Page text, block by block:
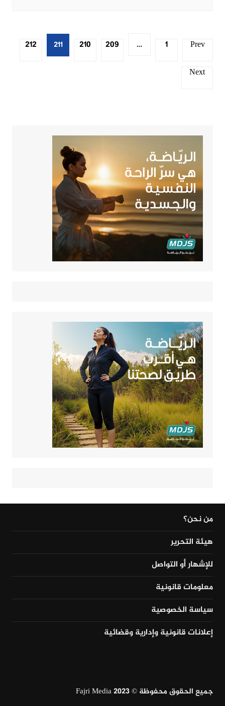
pagination
Prev
1
…
209
210
211
212
Next
من نحن؟
هيئة التحرير
للإشهار أو التواصل
معلومات قانونية
سياسة الخصوصية
إعلانات قانونية وإدارية وقضائية
جميع الحقوق محفوظة © Fajri Media 2023